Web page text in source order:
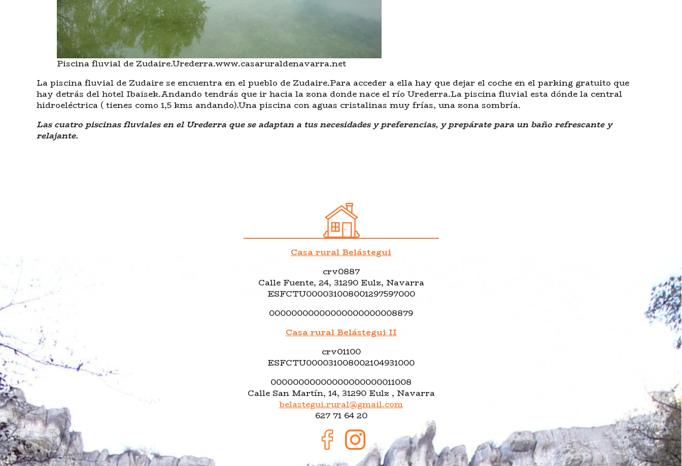
Piscina fluvial de Zudaire.Urederra.www.casaruraldenavarra.net
La piscina fluvial de Zudaire se encuentra en el pueblo de Zudaire.Para acceder a ella hay que dejar el coche en el parking gratuito que
hay detrás del hotel Ibaisek.Andando tendrás que ir hacia la zona donde nace el río Urederra.La piscina fluvial esta dónde la central
hidroeléctrica ( tienes como 1,5 kms andando).Una piscina con aguas cristalinas muy frías, una zona sombría.
Las cuatro piscinas fluviales en el Urederra que se adaptan a tus necesidades y preferencias, y prepárate para un baño refrescante y
relajante.
Casa rural Belástegui
crv0887
Calle Fuente, 24, 31290 Eulz, Navarra
ESFCTU000031008001297597000
00000000000000000000008879
Casa rural Belástegui II
crv01100
ESFCTU000031008002104931000
00000000000000000000011008
Calle San Martín, 14, 31290 Eulz , Navarra
belastegui.rural@gmail.com
627 71 64 20